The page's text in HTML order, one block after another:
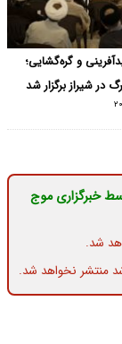
و گره‌گشایی؛
در شیراز برگزار شد
خبرگزاری موج
شد.
منتشر نخواهد شد.